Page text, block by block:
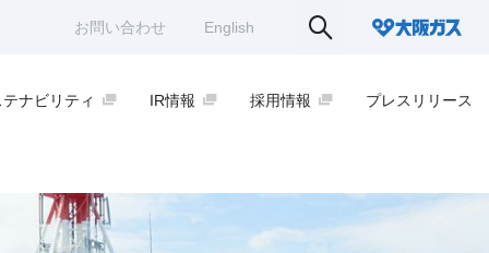
お問い合わせ English
ナビリティ IR情報 採用情報 プレスリリース